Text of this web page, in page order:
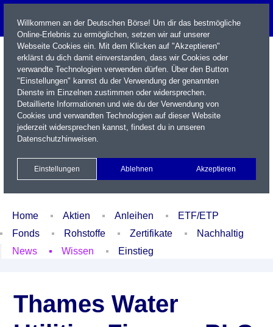
Name / WKN / ISIN / Kürzel
Xetra Realtime
Watchlist Portfolio Login
Home Aktien Anleihen
ETF/ETP
Fonds
Rohstoffe Zertifikate
Nachhaltig
News
Wissen Einstieg
Thames Water
Willkommen an der Deutschen Börse! Um dir das bestmögliche
Online-Erlebnis zu ermöglichen, setzen wir auf unserer
Webseite Cookies ein. Mit dem Klicken auf "Akzeptieren"
erklärst du dich damit einverstanden, dass wir Cookies oder
verwandte Technologien verwenden dürfen. Über den Button
"Einstellungen" kannst du der Verwendung der genannten
Dienste im Einzelnen zustimmen oder widersprechen.
Detaillierte Informationen und wie du der Verwendung von
Cookies und verwandten Technologien auf dieser Website
jederzeit widersprechen kannst, findest du in unseren
Datenschutzhinweisen.
Einstellungen Ablehnen Akzeptieren